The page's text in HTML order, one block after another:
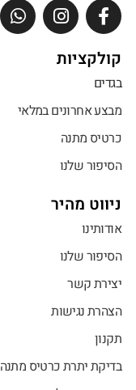
קולקציות
בגדים
מבצע אחרונים במלאי
כרטיס מתנה
הסיפור שלנו
ניווט מהיר
אודותינו
הסיפור שלנו
יצירת קשר
הצהרת נגישות
תקנון
בדיקת יתרת כרטיס מתנה